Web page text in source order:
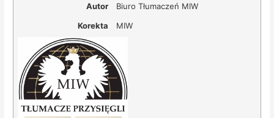
Autor
Biuro Tłumaczeń MIW
Korekta
MIW